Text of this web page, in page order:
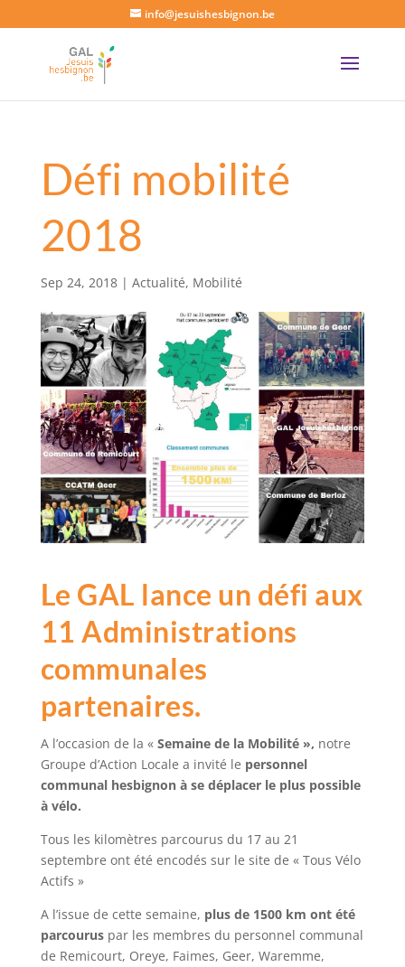
info@jesuishesbignon.be
Défi mobilité
2018
Sep 24, 2018| Actualité, Mobilité
Le GAL lance un défi aux
11 Administrations
communales
partenaires.
A l’occasion de la « Semaine de la Mobilité », notre
Groupe d’Action Locale a invité le personnel
communal hesbignon à se déplacer le plus possible
à vélo.
Tous les kilomètres parcourus du 17 au 21
septembre ont été encodés sur le site de « Tous Vélo
Actifs »
A l’issue de cette semaine, plus de 1500 km ont été
parcouruspar les membres du personnel communal
de Remicourt, Oreye, Faimes, Geer, Waremme,